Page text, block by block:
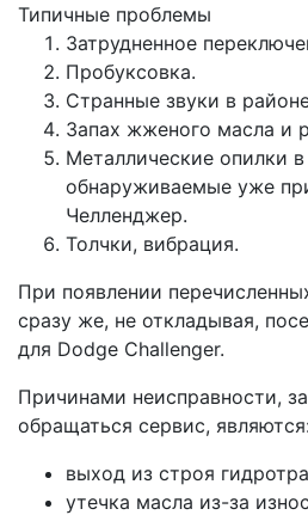
Типичные проблемы
Затрудненное
Пробуксовка.
Странные звуки в
Запах жженого масла и
Металлические опилки в
обнаруживаемые уже
Челленджер.
Толчки, вибрация.
При появлении
сразу же, не откладывая,
для Dodge Challenger.
Причинами неисправности,
обращаться сервис,
выход из строя
утечка масла из-за